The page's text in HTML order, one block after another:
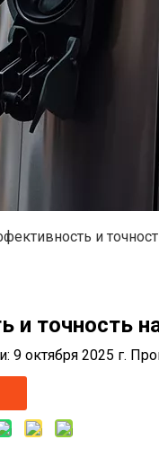
и
точность
9 октября 2025 г.